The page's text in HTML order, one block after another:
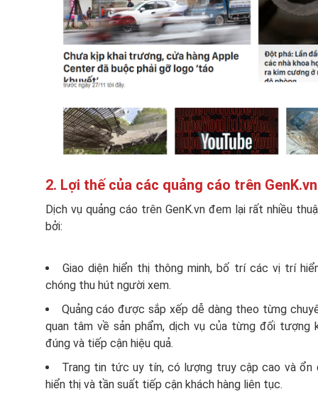
2. Lợi thế của các quảng cáo trên GenK.vn
Dịch vụ quảng cáo trên GenK.vn đem lại rất nhiều
bởi:
Giao diện hiển thị thông minh, bố trí các vị trí
chóng thu hút người xem.
Quảng cáo được sắp xếp dễ dàng theo từng
quan tâm về sản phẩm, dịch vụ của từng đối tượng
đúng và tiếp cận hiệu quả.
Trang tin tức uy tín, có lượng truy cập cao và ổn
hiển thị và tần suất tiếp cận khách hàng liên tục.